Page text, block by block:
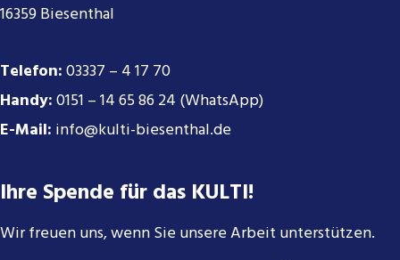
16359 Biesenthal
Telefon:03337 – 4 17 70
Handy:0151 – 14 65 86 24 (WhatsApp)
E-Mail: info@kulti-biesenthal.de
Ihre Spende für das KULTI!
Wir freuen uns, wenn Sie unsere Arbeit unterstützen.